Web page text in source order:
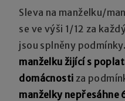
Sleva na manželku/
se ve výši 1/12 za
jsou splněny
manželku žijící s
domácnosti za
manželky nepřesáhne